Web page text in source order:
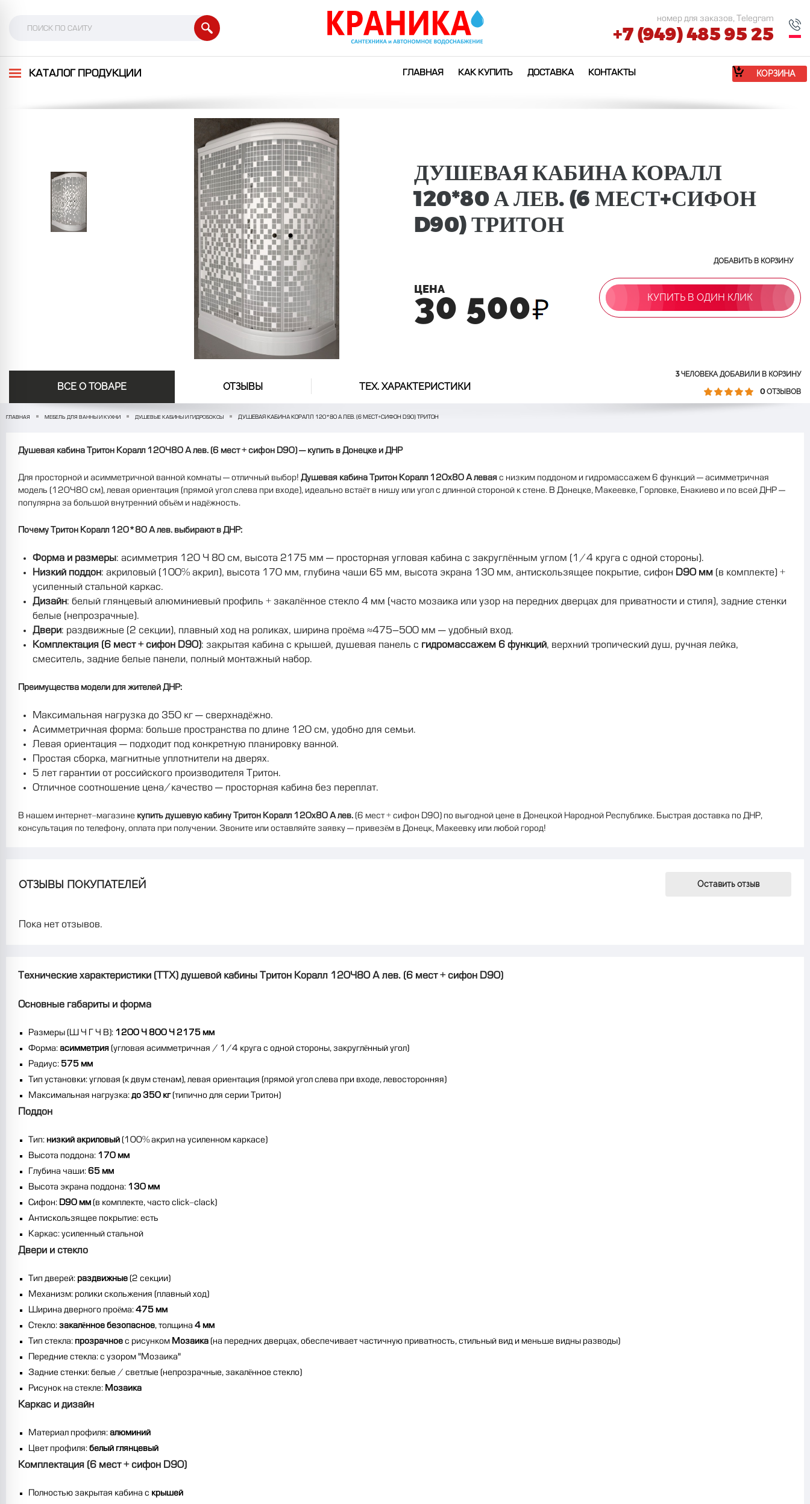
номер для заказов, Telegram
+7 (949) 485 95 25
КАТАЛОГ ПРОДУКЦИИ ГЛАВНАЯ КАК КУПИТЬ ДОСТАВКА КОНТАКТЫ КОРЗИНА
ДУШЕВАЯ КАБИНА КОРАЛЛ
120*80 А ЛЕВ. (6 МЕСТ+СИФОН
D90) ТРИТОН
ДОБАВИТЬ В КОРЗИНУ
ЦЕНА
30 500 КУПИТЬ В ОДИН КЛИК
ВСЕ О ТОВАРЕ ОТЗЫВЫ ТЕХ. ХАРАКТЕРИСТИКИ
3ЧЕЛОВЕКА ДОБАВИЛИ В КОРЗИНУ
0ОТЗЫВОВ
ГЛАВНАЯ МЕБЕЛЬ ДЛЯ ВАННЫ И КУХНИ ДУШЕВЫЕ КАБИНЫ И ГИДРОБОКСЫ ДУШЕВАЯ КАБИНА КОРАЛЛ 120*80 А ЛЕВ. (6 МЕСТ+СИФОН D90) ТРИТОН
Душевая кабина Тритон Коралл 120×80 А лев. (6 мест + сифон D90) — купить в Донецке и ДНР
Для просторной и асимметричной ванной комнаты — отличный выбор! Душевая кабина Тритон Коралл 120x80 А левая с низким поддоном и гидромассажем 6 функций — асимметричная
модель (120×80 см), левая ориентация (прямой угол слева при входе), идеально встаёт в нишу или угол с длинной стороной к стене. В Донецке, Макеевке, Горловке, Енакиево и по всей ДНР —
популярна за большой внутренний объём и надёжность.
Почему Тритон Коралл 120*80 А лев. выбирают в ДНР:
Форма и размеры: асимметрия 120 × 80 см, высота 2175 мм — просторная угловая кабина с закруглённым углом (1/4 круга с одной стороны).
Низкий поддон: акриловый (100% акрил), высота 170 мм, глубина чаши 65 мм, высота экрана 130 мм, антискользящее покрытие, сифон D90 мм (в комплекте) +
усиленный стальной каркас.
Дизайн: белый глянцевый алюминиевый профиль + закалённое стекло 4 мм (часто мозаика или узор на передних дверцах для приватности и стиля), задние стенки
белые (непрозрачные).
Двери: раздвижные (2 секции), плавный ход на роликах, ширина проёма ≈475–500 мм — удобный вход.
Комплектация (6 мест + сифон D90): закрытая кабина с крышей, душевая панель с гидромассажем 6 функций, верхний тропический душ, ручная лейка,
смеситель, задние белые панели, полный монтажный набор.
Преимущества модели для жителей ДНР:
Максимальная нагрузка до 350 кг — сверхнадёжно.
Асимметричная форма: больше пространства по длине 120 см, удобно для семьи.
Левая ориентация — подходит под конкретную планировку ванной.
Простая сборка, магнитные уплотнители на дверях.
5 лет гарантии от российского производителя Тритон.
Отличное соотношение цена/качество — просторная кабина без переплат.
В нашем интернет-магазине купить душевую кабину Тритон Коралл 120x80 А лев. (6 мест + сифон D90) по выгодной цене в Донецкой Народной Республике. Быстрая доставка по ДНР,
консультация по телефону, оплата при получении. Звоните или оставляйте заявку — привезём в Донецк, Макеевку или любой город!
ОТЗЫВЫ ПОКУПАТЕЛЕЙ Оставить отзыв
Пока нет отзывов.
Технические характеристики (ТТХ) душевой кабины Тритон Коралл 120×80 А лев. (6 мест + сифон D90)
Основные габариты и форма
Размеры (Ш × Г × В): 1200 × 800 × 2175 мм
Форма: асимметрия (угловая асимметричная / 1/4 круга с одной стороны, закруглённый угол)
Радиус: 575 мм
Тип установки: угловая (к двум стенам), левая ориентация (прямой угол слева при входе, левосторонняя)
Максимальная нагрузка: до 350 кг(типично для серии Тритон)
Поддон
Тип: низкий акриловый (100% акрил на усиленном каркасе)
Высота поддона: 170 мм
Глубина чаши: 65 мм
Высота экрана поддона: 130 мм
Сифон: D90 мм (в комплекте, часто click-clack)
Антискользящее покрытие: есть
Каркас: усиленный стальной
Двери и стекло
Тип дверей: раздвижные (2 секции)
Механизм: ролики скольжения (плавный ход)
Ширина дверного проёма: 475 мм
Стекло: закалённое безопасное, толщина 4 мм
Тип стекла: прозрачное с рисунком Мозаика (на передних дверцах, обеспечивает частичную приватность, стильный вид и меньше видны разводы)
Передние стекла: с узором "Мозаика"
Задние стенки: белые / светлые (непрозрачные, закалённое стекло)
Рисунок на стекле: Мозаика
Каркас и дизайн
Материал профиля: алюминий
Цвет профиля: белый глянцевый
Комплектация (6 мест + сифон D90)
Полностью закрытая кабина с крышей